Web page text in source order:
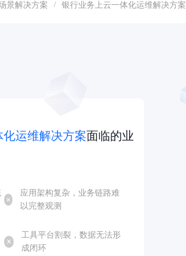
景解决方案 / 银行业务上云一体化运维解决方案
运维解决方案面临的业
应用架构复杂，业务链路难
以完整观测
工具平台割裂，数据无法形
成闭环